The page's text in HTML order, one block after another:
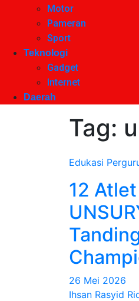
Motor
Pameran
Sport
Teknologi
Gadget
Internet
Daerah
Tag:
Edukasi
12
26 Mei 2026
Ihsan Rasyid